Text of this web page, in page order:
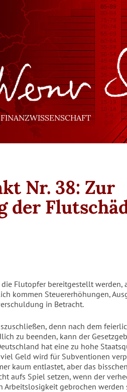
Nr. 38: Zur
der
Flutopfer bereitgestellt werden,
kommen Steuererhöhungen,
in Betracht.
denn nach dem
zu beenden, kann der
hat eine zu hohe
Geld wird für Subventionen
kaum entlastet, aber das
aufs Spiel setzen, wenn der
Arbeitslosigkeit gebrochen werden